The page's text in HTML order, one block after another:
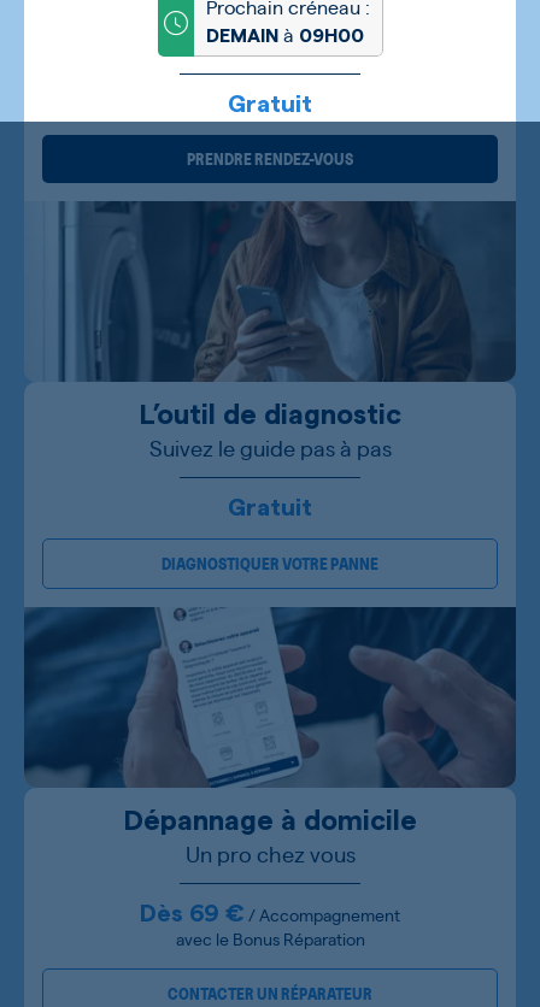
Prochain créneau :
DEMAIN à 09H00
Gratuit
PRENDRE RENDEZ-VOUS
L’outil de diagnostic
Suivez le guide pas à pas
Gratuit
DIAGNOSTIQUER VOTRE PANNE
Dépannage à domicile
Un pro chez vous
Dès 69 € / Accompagnement
avec le Bonus Réparation
CONTACTER UN RÉPARATEUR